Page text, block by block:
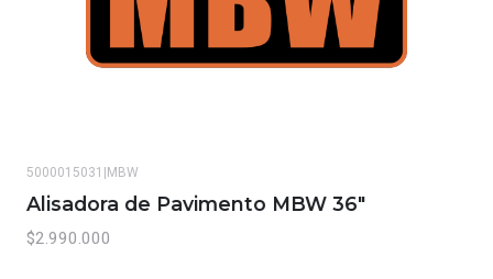
5000015031 MBW
Alisadora de Pavimento MBW 36"
$2.990.000